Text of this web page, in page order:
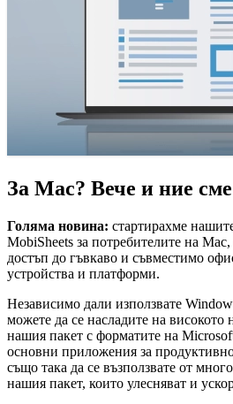
За Mac? Вече и ние
Голяма новина: стартирахме
MobiSheets за потребителите на
достъп до гъвкаво и съвместимо
устройства и платформи.
Независимо дали използвате
можете да се насладите на високото
нашия пакет с форматите на
основни приложения за
също така да се възползвате от
нашия пакет, които улесняват и